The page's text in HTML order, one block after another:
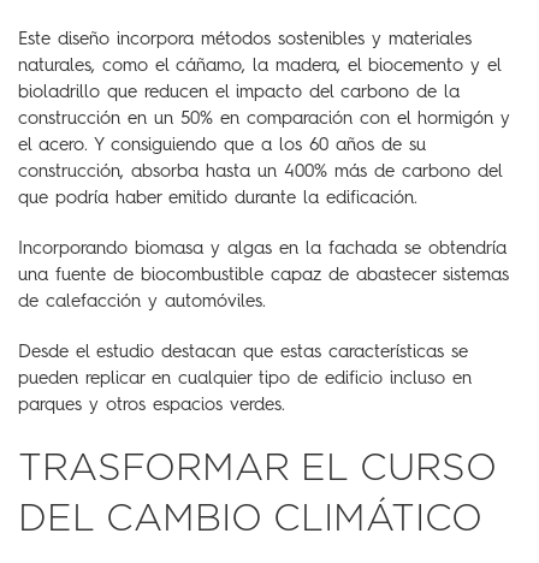
Este diseño incorpora métodos sostenibles y materiales
naturales, como el cáñamo, la madera, el biocemento y el
bioladrillo que reducen el impacto del carbono de la
construcción en un 50% en comparación con el hormigón y
el acero. Y consiguiendo que a los 60 años de su
construcción, absorba hasta un 400% más de carbono del
que podría haber emitido durante la edificación.
Incorporando biomasa y algas en la fachada se obtendría
una fuente de biocombustible capaz de abastecer sistemas
de calefacción y automóviles.
Desde el estudio destacan que estas características se
pueden replicar en cualquier tipo de edificio incluso en
parques y otros espacios verdes.
TRASFORMAR EL CURSO
DEL CAMBIO CLIMÁTICO